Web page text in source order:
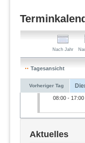
Nach Jahr
Tagesansicht
Vorheriger Tag
08:00 - 17:00
Aktuelles